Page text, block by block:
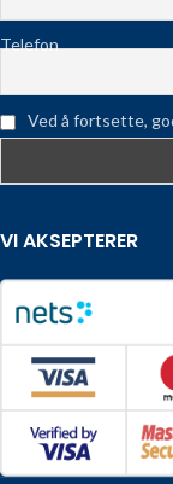
Telefon
Ved å fortsette,
VI AKSEPTERER